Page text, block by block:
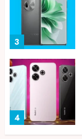
3
4